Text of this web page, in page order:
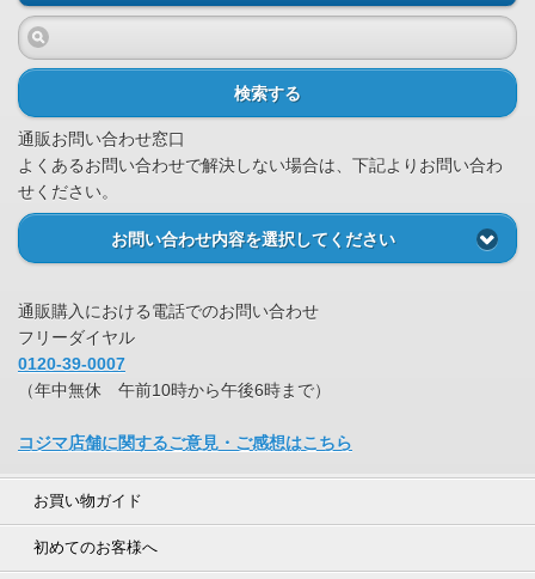
検索する
通販お問い合わせ窓口
よくあるお問い合わせで解決しない場合は、下記よりお問い合わ
せください。
お問い合わせ内容を選択してください
通販購入における電話でのお問い合わせ
フリーダイヤル
0120-39-0007
（年中無休 午前10時から午後6時まで）
コジマ店舗に関するご意見・ご感想はこちら
お買い物ガイド
初めてのお客様へ